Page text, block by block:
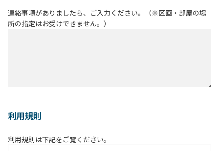
連絡事項がありましたら、ご入力ください。（※区画・部屋の場
所の指定はお受けできません。）
利用規則
利用規則は下記をご覧ください。